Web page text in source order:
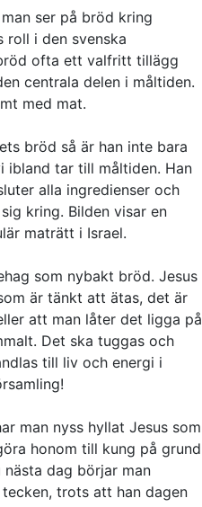
ser på bröd kring
roll i den svenska
ofta ett valfritt tillägg
centrala delen i måltiden.
med mat.
bröd så är han inte bara
ibland tar till måltiden. Han
alla ingredienser och
kring. Bilden visar en
maträtt i Israel.
som nybakt bröd. Jesus
är tänkt att ätas, det är
att man låter det ligga på
Det ska tuggas och
till liv och energi i
man nyss hyllat Jesus som
honom till kung på grund
nästa dag börjar man
trots att han dagen